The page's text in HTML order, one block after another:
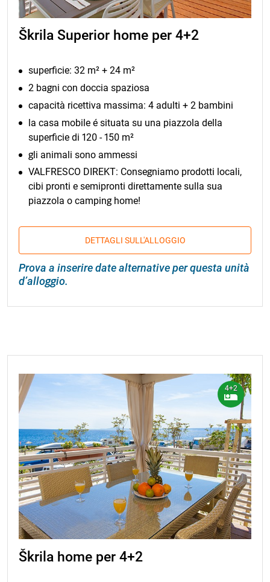
Škrila Superior home per 4+2
superficie: 32 m² + 24 m²
2 bagni con doccia spaziosa
capacità ricettiva massima: 4 adulti + 2 bambini
la casa mobile é situata su una piazzola della
superficie di 120 - 150 m²
gli animali sono ammessi
VALFRESCO DIREKT: Consegniamo prodotti locali,
cibi pronti e semipronti direttamente sulla sua
piazzola o camping home!
DETTAGLI SULL'ALLOGGIO
Prova a inserire date alternative per questa unità
d’alloggio.
4+2
Škrila home per 4+2